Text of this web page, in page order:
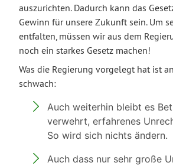
auszurichten. Dadurch kann das
Gewinn für unsere Zukunft sein. Um
entfalten, müssen wir aus dem
noch ein starkes Gesetz machen!
Was die Regierung vorgelegt hat ist
schwach:
Auch weiterhin bleibt es
verwehrt, erfahrenes
So wird sich nichts ändern.
Auch dass nur sehr große